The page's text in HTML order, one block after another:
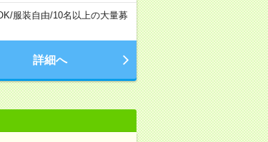
/服装自由/10名以上の大量募
詳細へ